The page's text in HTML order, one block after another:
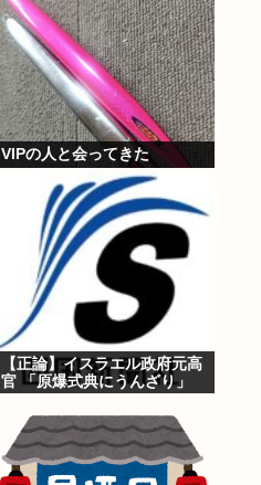
VIPの人と会ってきた
【正論】イスラエル政府元高
官 「原爆式典にうんざり」